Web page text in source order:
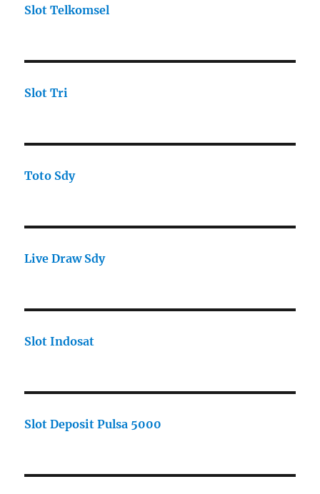
Slot Telkomsel
Slot Tri
Toto Sdy
Live Draw Sdy
Slot Indosat
Slot Deposit Pulsa 5000